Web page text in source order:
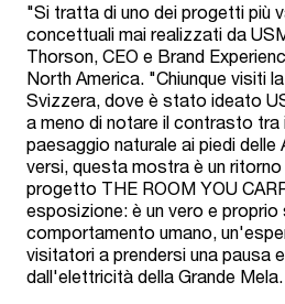
"Si tratta di uno dei progetti più
concettuali mai realizzati da
Thorson, CEO e Brand
North America. "Chiunque visiti
Svizzera, dove è stato ideato
a meno di notare il contrasto tra
paesaggio naturale ai piedi
versi, questa mostra è un ritorno
progetto THE ROOM YOU
esposizione: è un vero e proprio
comportamento umano,
visitatori a prendersi una pausa
dall'elettricità della Grande Mela.